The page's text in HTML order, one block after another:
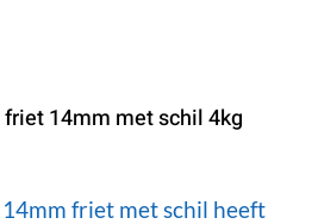
14mm met schil 4kg
friet met schil heeft